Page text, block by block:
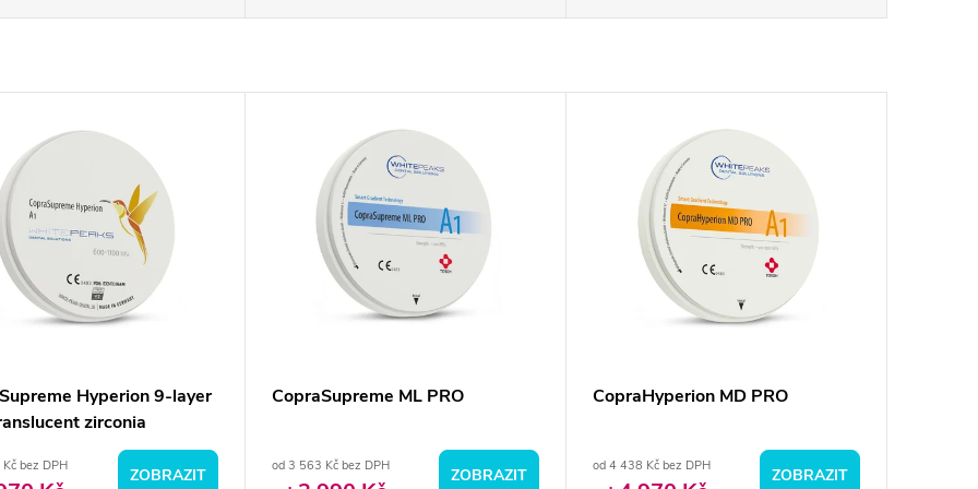
Hyperion 9-layer
zirconia
bez DPH ZOBRAZIT
CopraSupreme ML PRO
od 3 563 Kč bez DPH ZOBRAZIT
CopraHyperion MD PRO
od 4 438 Kč bez DPH ZOBRAZIT